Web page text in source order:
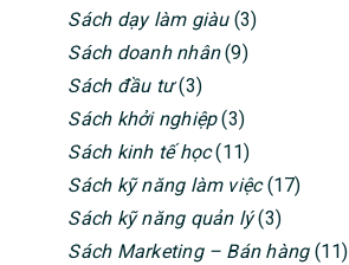
Sách dạy làm giàu(3)
Sách doanh nhân(9)
Sách đầu tư(3)
Sách khởi nghiệp(3)
Sách kinh tế học(11)
Sách kỹ năng làm việc(17)
Sách kỹ năng quản lý(3)
Sách Marketing – Bán hàng(11)